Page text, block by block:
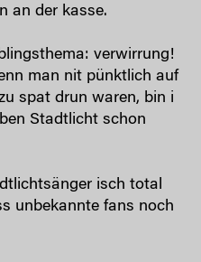
an der kasse.
verwirrung!
man nit pünktlich auf
spat drun waren, bin i
Stadtlicht schon
isch total
unbekannte fans noch